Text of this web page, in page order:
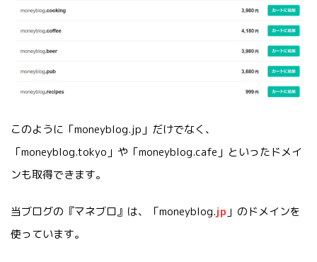
このように「moneyblog.jp」だけでなく、
「moneyblog.tokyo」や「moneyblog.cafe」といったドメイ
ンも取得できます。
当ブログの『マネブロ』は、「moneyblog.jp 」のドメインを
使っています。